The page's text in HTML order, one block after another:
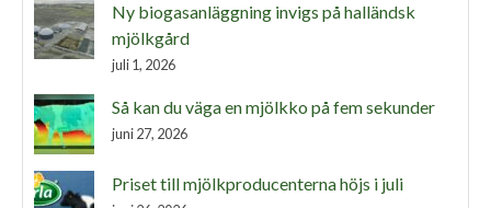
Ny biogasanläggning invigs på halländsk
mjölkgård
juli 1, 2026
Så kan du väga en mjölkko på fem sekunder
juni 27, 2026
Priset till mjölkproducenterna höjs i juli